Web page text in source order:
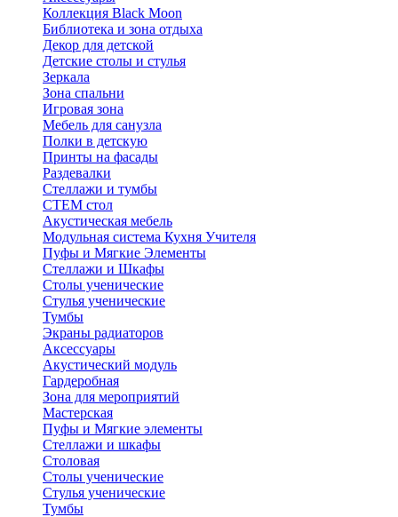
Коллекция Black Moon
Библиотека и зона отдыха
Декор для детской
Детские столы и стулья
Зеркала
Зона спальни
Игровая зона
Мебель для санузла
Полки в детскую
Принты на фасады
Раздевалки
Стеллажи и тумбы
СТЕМ стол
Акустическая мебель
Модульная система Кухня Учителя
Пуфы и Мягкие Элементы
Стеллажи и Шкафы
Столы ученические
Стулья ученические
Тумбы
Экраны радиаторов
Аксессуары
Акустический модуль
Гардеробная
Зона для мероприятий
Мастерская
Пуфы и Мягкие элементы
Стеллажи и шкафы
Столовая
Столы ученические
Стулья ученические
Тумбы